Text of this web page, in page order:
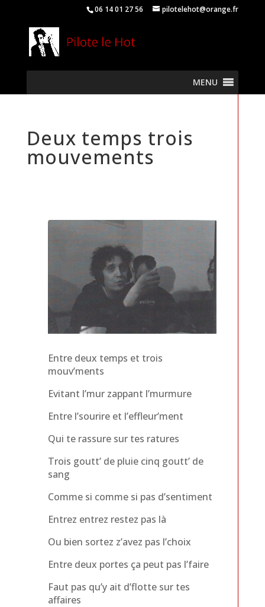
06 14 01 27 56 pilotelehot@orange.fr
MENU
Deux temps trois
mouvements
Entre deux temps et trois
mouv’ments
Evitant l’mur zappant l’murmure
Entre l’sourire et l’effleur’ment
Qui te rassure sur tes ratures
Trois goutt’ de pluie cinq goutt’ de
sang
Comme si comme si pas d’sentiment
Entrez entrez restez pas là
Ou bien sortez z’avez pas l’choix
Entre deux portes ça peut pas l’faire
Faut pas qu’y ait d’flotte sur tes
affaires